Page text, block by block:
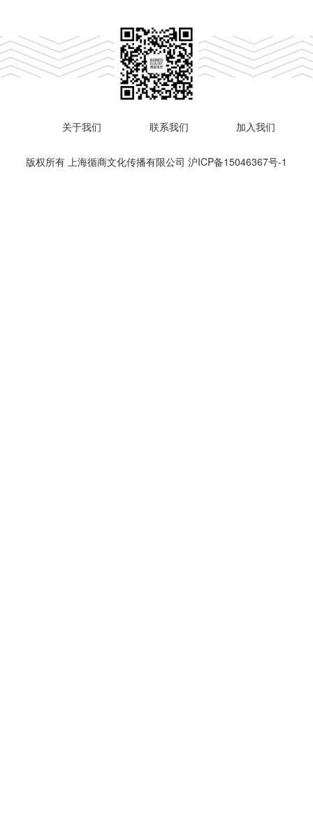
关于我们 联系我们 加入我们
版权所有 上海循商文化传播有限公司 沪ICP备15046367号-1